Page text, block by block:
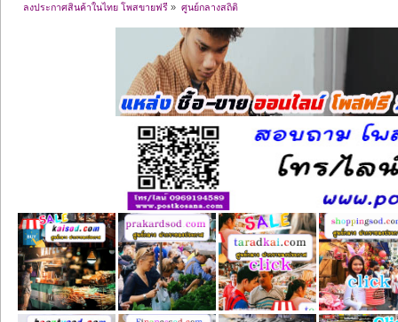
ลงประกาศสินค้าในไทย โพสขายฟรี » ศูนย์กลางสถิติ